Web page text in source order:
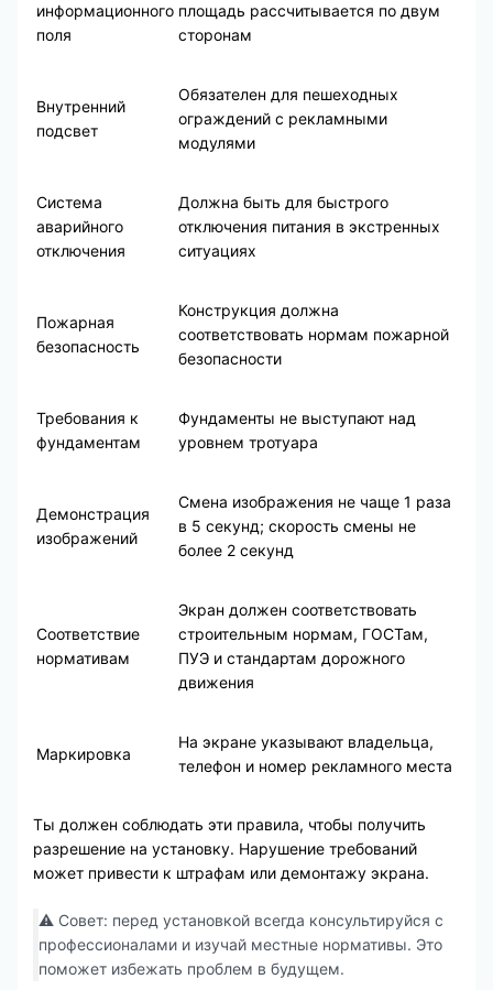
информационного
поля
площадь рассчитывается по двум
сторонам
Внутренний
подсвет
Обязателен для пешеходных
ограждений с рекламными
модулями
Система
аварийного
отключения
Должна быть для быстрого
отключения питания в экстренных
ситуациях
Пожарная
безопасность
Конструкция должна
соответствовать нормам пожарной
безопасности
Требования к
фундаментам
Фундаменты не выступают над
уровнем тротуара
Демонстрация
изображений
Смена изображения не чаще 1 раза
в 5 секунд; скорость смены не
более 2 секунд
Соответствие
нормативам
Экран должен соответствовать
строительным нормам, ГОСТам,
ПУЭ и стандартам дорожного
движения
Маркировка
На экране указывают владельца,
телефон и номер рекламного места
Ты должен соблюдать эти правила, чтобы получить
разрешение на установку. Нарушение требований
может привести к штрафам или демонтажу экрана.
⚠️ Совет: перед установкой всегда консультируйся с
профессионалами и изучай местные нормативы. Это
поможет избежать проблем в будущем.